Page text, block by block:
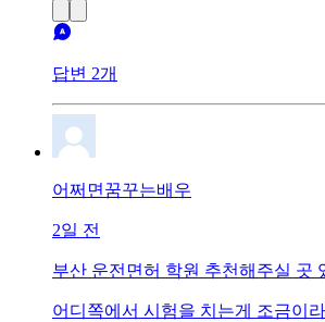
답변 2개
어쩌면꿈꾸는배우
2일 전
부산 운전면허 학원 추천해주실 곳
어디쪽에서 시험을 치는게 조금이